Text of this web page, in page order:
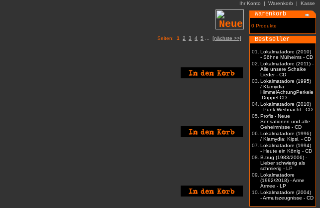
Ihr Konto | Warenkorb | Kasse
Seiten: 1 2 3 4 5 [nächste >>]
Warenkorb
0 Produkte
Bestseller
01.
Lokalmatadore (2010)
- Söhne Mülheims - CD
02. Lokalmatadore (2011) -
Alle unsere Schalke
Lieder - CD
03. Lokalmatadore (1995)
/ Klamydia:
HimmelAchtungPerkele
-Doppel-CD
04. Lokalmatadore (2010)
- Punk Weihnacht - CD
05. Profis - Neue
Sensationen und alte
Geheimnisse - CD
06. Lokalmatadore (1996)
/ Klamydia: Kipsi. - CD
07. Lokalmatadore (1994)
- Heute ein König - CD
08. B.trug (1983/2006) -
Lieber schwierig als
schmierig - LP
09. Lokalmatadore
(1992/2018) - Arme
Armee - LP
10. Lokalmatadore (2004)
- Armutszeugnisse - CD